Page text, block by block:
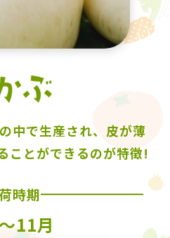
中で生産され、皮が薄
ことができるのが特徴!
時期
11月